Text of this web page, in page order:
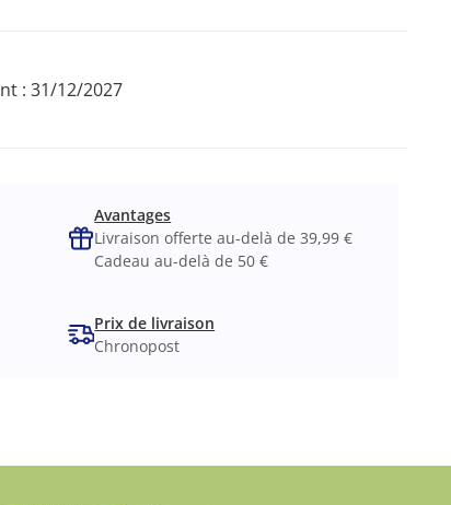
: 31/12/2027
Avantages
Livraison offerte au-delà de 39,99 €
Cadeau au-delà de 50 €
Prix de livraison
Chronopost